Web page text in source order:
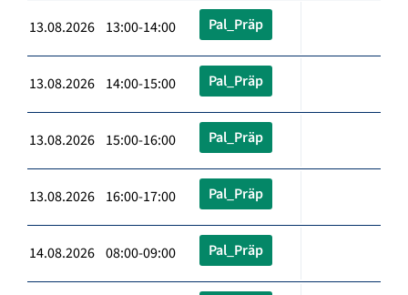
13.08.2026 13:00-14:00 Pal_Präp
13.08.2026 14:00-15:00 Pal_Präp
13.08.2026 15:00-16:00 Pal_Präp
13.08.2026 16:00-17:00 Pal_Präp
14.08.2026 08:00-09:00 Pal_Präp